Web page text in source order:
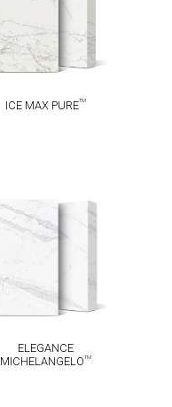
ICE MAX PURETM
ELEGANCE
MICHELANGELO
TM
ELEGANCE
MICHELANGELOTM